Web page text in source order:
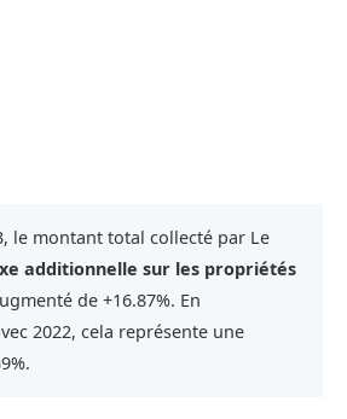
le montant total collecté par Le
additionnelle sur les propriétés
de +16.87%. En
2022, cela représente une